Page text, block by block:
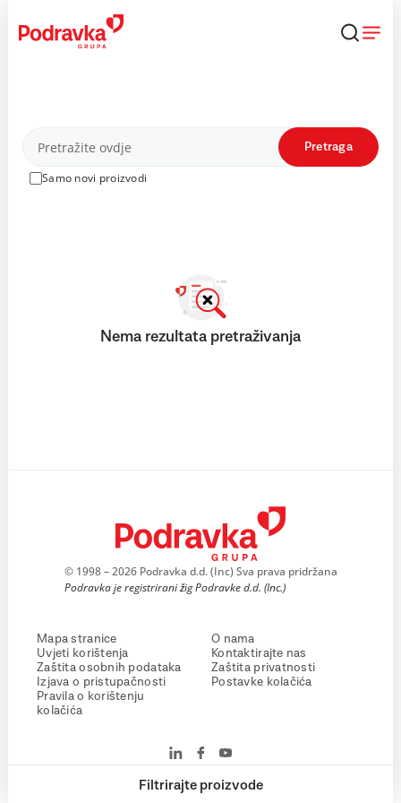
content
Proizvodi
Samo novi proizvodi
Pretraga
Filtrirajte proizvode
Nema rezultata pretraživanja
© 1998 – 2026 Podravka d.d. (Inc) Sva prava pridržana
Podravka je registrirani žig Podravke d.d. (Inc.)
Mapa stranice
Uvjeti korištenja
Zaštita osobnih podataka
Izjava o pristupačnosti
Pravila o korištenju
kolačića
O nama
Kontaktirajte nas
Zaštita privatnosti
Postavke kolačića